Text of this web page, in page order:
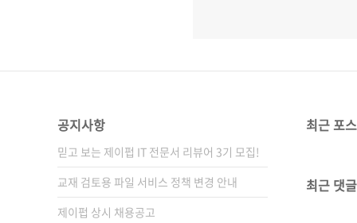
공지사항
믿고 보는 제이펍 IT 전문서 리뷰어 3기 모집!
교재 검토용 파일 서비스 정책 변경 안내
제이펍 상시 채용공고
최근 포
최근 댓글